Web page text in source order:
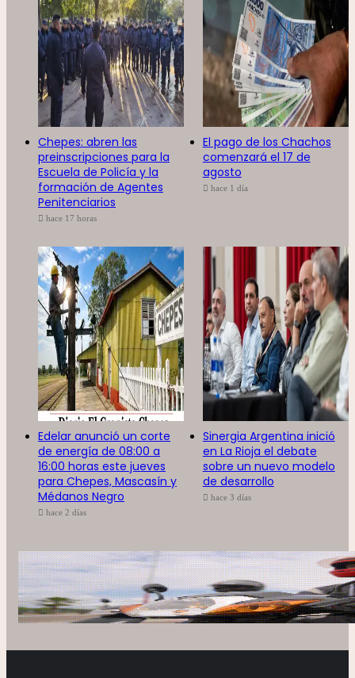
Chepes: abren las
preinscripciones para la
Escuela de Policía y la
formación de Agentes
Penitenciarios
hace 17 horas
El pago de los Chachos
comenzará el 17 de
agosto
hace 1 día
Edelar anunció un corte
de energía de 08:00 a
16:00 horas este jueves
para Chepes, Mascasín y
Médanos Negro
hace 2 días
Sinergia Argentina inició
en La Rioja el debate
sobre un nuevo modelo
de desarrollo
hace 3 días